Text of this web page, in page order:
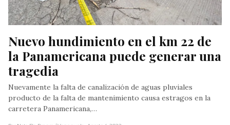
Nuevo hundimiento en el km 22 de
la Panamericana puede generar una
tragedia
Nuevamente la falta de canalización de aguas pluviales
producto de la falta de mantenimiento causa estragos en la
carretera Panamericana,…